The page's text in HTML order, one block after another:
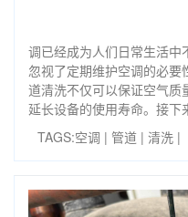
调已经成为人们日常生活中
忽视了定期维护空调的必
道清洗不仅可以保证空气质
延长设备的使用寿命。接下
TAGS:空调 | 管道 | 清洗 |